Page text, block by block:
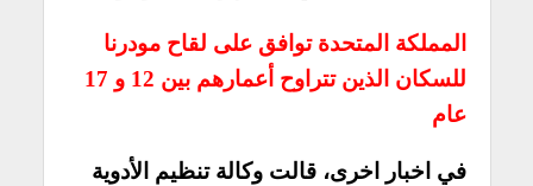
المملكة المتحدة توافق على لقاح مودرنا
للسكان الذين تتراوح أعمارهم بين 12 و 17
عام
في اخبار اخرى، قالت وكالة تنظيم الأدوية